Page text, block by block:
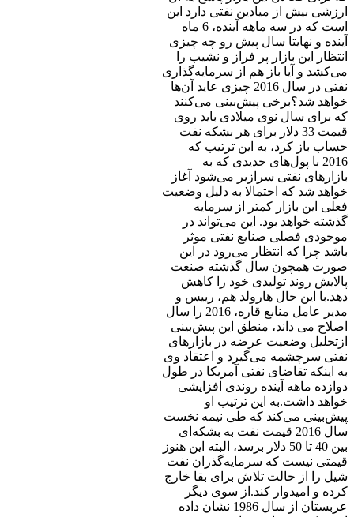
ارزشی بیش از میادین نفتی دارد این
است که در سه ماهه آینده، 6 ماه
آینده و نهایتا سال پیش رو چه چیزی
انتظار این بازار پر فراز و نشیب را
می‌کشد و آیا باز هم از سرمایه‌گذاری
نفتی در سال 2016 چیزی عاید آن‌ها
خواهد شد؟برخی پیش‌بینی می‌کنند
که برای سال نوی میلادی باید روی
قیمت 33 دلار برای هر بشکه نفت
حساب باز کرد، به این ترتیب که
2016 با پول‌های جدیدی که به
بازارهای نفتی سرازیر می‌شود آغاز
خواهد شد که احتمالا به دلیل وضعیت
فعلی این بازار کمتر از سرمایه
گذشته خواهد بود. این می‌تواند در
موجودی فصلی صنایع نفتی موثر
باشد چرا که انتظار می‌رود در این
صورت همچون سال گذشته صنعت
پالایش روند تولیدی خود را کاهش
دهد.با این حال هارولد هم، ‌رییس و
مدیر عامل منابع قاره، 2016 را سال
اصلاح می داند، منطق این پیش‌بینی
ازتحلیل وضعیت عرضه در بازارهای
نفتی سرچشمه می‌گیرد و اعتقاد وی
به اینکه تقاضای نفتی آمریکا در طول
دوازده ماهه آینده روندی افزایشی
خواهد داشت.به این ترتیب او
پیش‌بینی می‌کند که طی نیمه نخست
سال 2016 قیمت نفت به بشکه‌ای
بین 40 تا 50 دلار برسد، البته این هنوز
قیمتی نیست که سرمایه‌گذران نفت
شیل را از حالت تلاش برای بقا خارج
کرده و امیدوار کند.از سوی دیگر
عربستان از سال 1986 نشان داده